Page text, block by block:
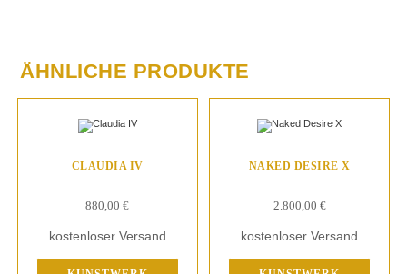
ÄHNLICHE PRODUKTE
CLAUDIA IV
880,00€
kostenloser Versand
NAKED DESIRE X
2.800,00 €
kostenloser Versand